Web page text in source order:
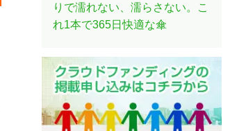
りで濡れない、濡らさない。こ
れ1本で365日快適な傘